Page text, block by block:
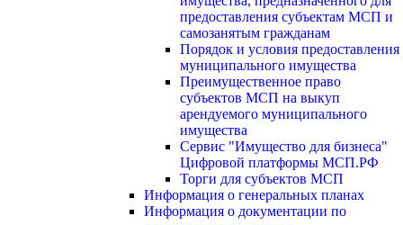
предоставления субъектам МСП и
самозанятым гражданам
Порядок и условия предоставления
муниципального имущества
Преимущественное право
субъектов МСП на выкуп
арендуемого муниципального
имущества
Сервис "Имущество для бизнеса"
Цифровой платформы МСП.РФ
Торги для субъектов МСП
Информация о генеральных планах
Информация о документации по